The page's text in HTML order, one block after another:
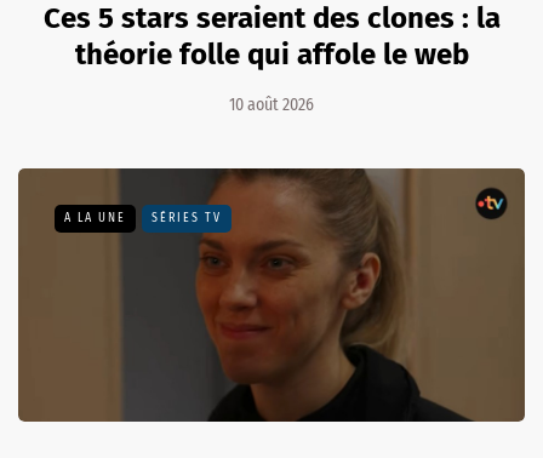
Ces 5 stars seraient des clones : la
théorie folle qui affole le web
10 août 2026
A LA UNE SÉRIES TV